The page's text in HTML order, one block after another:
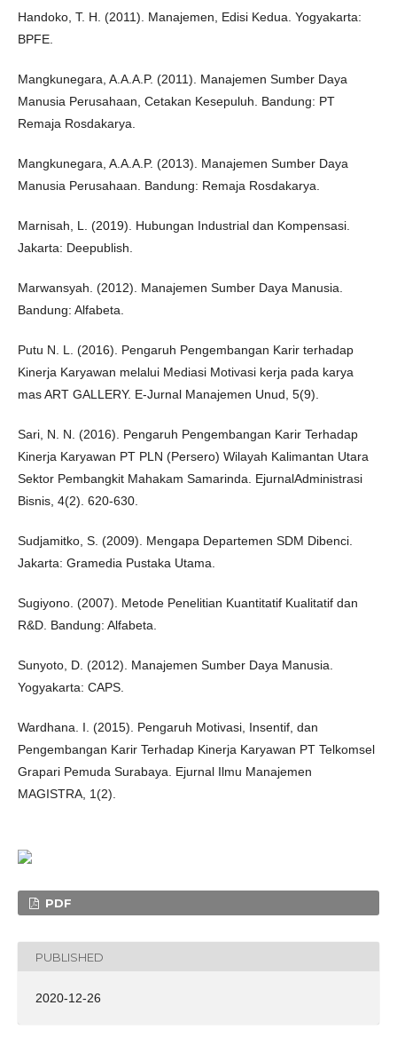
Handoko, T. H. (2011). Manajemen, Edisi Kedua. Yogyakarta:
BPFE.
Mangkunegara, A.A.A.P. (2011). Manajemen Sumber Daya
Manusia Perusahaan, Cetakan Kesepuluh. Bandung: PT
Remaja Rosdakarya.
Mangkunegara, A.A.A.P. (2013). Manajemen Sumber Daya
Manusia Perusahaan. Bandung: Remaja Rosdakarya.
Marnisah, L. (2019). Hubungan Industrial dan Kompensasi.
Jakarta: Deepublish.
Marwansyah. (2012). Manajemen Sumber Daya Manusia.
Bandung: Alfabeta.
Putu N. L. (2016). Pengaruh Pengembangan Karir terhadap
Kinerja Karyawan melalui Mediasi Motivasi kerja pada karya
mas ART GALLERY. E-Jurnal Manajemen Unud, 5(9).
Sari, N. N. (2016). Pengaruh Pengembangan Karir Terhadap
Kinerja Karyawan PT PLN (Persero) Wilayah Kalimantan Utara
Sektor Pembangkit Mahakam Samarinda. EjurnalAdministrasi
Bisnis, 4(2). 620-630.
Sudjamitko, S. (2009). Mengapa Departemen SDM Dibenci.
Jakarta: Gramedia Pustaka Utama.
Sugiyono. (2007). Metode Penelitian Kuantitatif Kualitatif dan
R&D. Bandung: Alfabeta.
Sunyoto, D. (2012). Manajemen Sumber Daya Manusia.
Yogyakarta: CAPS.
Wardhana. I. (2015). Pengaruh Motivasi, Insentif, dan
Pengembangan Karir Terhadap Kinerja Karyawan PT Telkomsel
Grapari Pemuda Surabaya. Ejurnal Ilmu Manajemen
MAGISTRA, 1(2).
PDF
PUBLISHED
2020-12-26